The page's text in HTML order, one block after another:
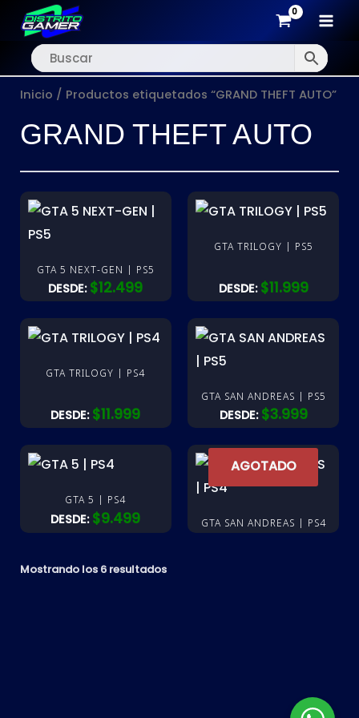
al
contenido
Inicio / Productos etiquetados “GRAND THEFT AUTO”
GRAND THEFT AUTO
GTA 5 NEXT-GEN | PS5
DESDE: $12.499
GTA TRILOGY | PS5
DESDE: $11.999
GTA TRILOGY | PS4
DESDE: $11.999
GTA SAN ANDREAS | PS5
DESDE: $3.999
GTA 5 | PS4
DESDE: $9.499
AGOTADO
GTA SAN ANDREAS | PS4
Mostrando los 6 resultados